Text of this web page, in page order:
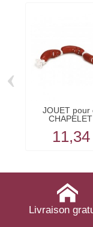
JOUET pour
‹
Livraison